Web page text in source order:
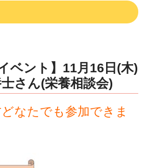
ベント】11月16日(木)
さん(栄養相談会)
なたでも参加できま